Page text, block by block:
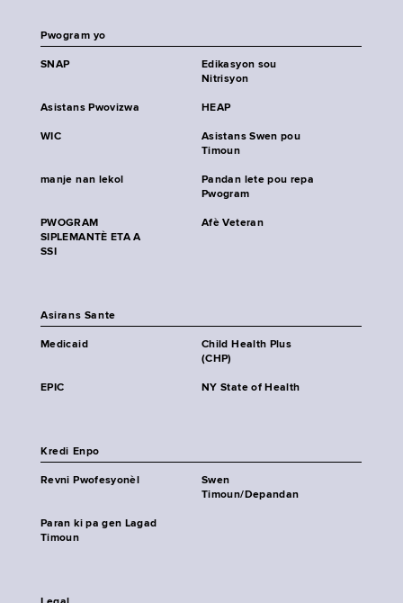
Pwogram yo
SNAP
Edikasyon sou
Nitrisyon
Asistans Pwovizwa HEAP
WIC
Asistans Swen pou
Timoun
manje nan lekol
Pandan lete pou repa
Pwogram
PWOGRAM
SIPLEMANTÈ ETA A
SSI
Afè Veteran
Asirans Sante
Medicaid
Child Health Plus
(CHP)
EPIC NY State of Health
Kredi Enpo
Revni Pwofesyonèl
Swen
Timoun/Depandan
Paran ki pa gen Lagad
Timoun